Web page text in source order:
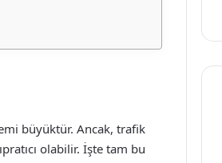
büyüktür. Ancak, trafik
olabilir. İşte tam bu